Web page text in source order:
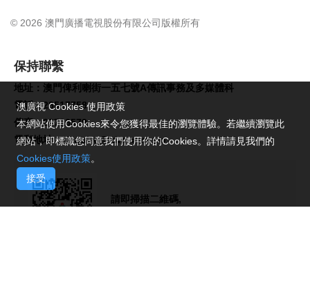
© 2026 澳門廣播電視股份有限公司版權所有
保持聯繫
地址：澳門俾利喇街一五七號A傳訊事務及多媒體科
電話：28517758
傳真：28716579
電郵地址：enquiry@tdm.com.mo
請即掃描二維碼,
澳廣視 Cookies 使用政策
本網站使用Cookies來令您獲得最佳的瀏覽體驗。若繼續瀏覽此
網站，即標識您同意我們使用你的Cookies。詳情請見我們的
Cookies使用政策。
接受